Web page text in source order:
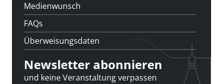
Medienwunsch
FAQs
Überweisungsdaten
Newsletter abonnieren
und keine Veranstaltung verpassen